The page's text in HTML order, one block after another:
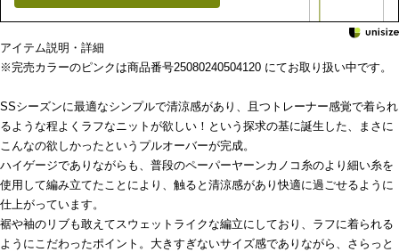
アイテム説明・詳細
※完売カラーのピンクは商品番号25080240504120 にてお取り扱い中です。
SSシーズンに最適なシンプルで清涼感があり、且つトレーナー感覚で着られ
るような程よくラフなニットが欲しい！という探求の基に誕生した、まさに
こんなの欲しかったというプルオーバーが完成。
ハイゲージでありながらも、普段のペーパーヤーンカノコ糸のより細い糸を
使用して編み立てたことにより、触ると清涼感があり快適に過ごせるように
仕上がっています。
裾や袖のリブも敢えてスウェットライクな編立にしており、ラフに着られる
ようにこだわったポイント。大きすぎないサイズ感でありながら、さらっと